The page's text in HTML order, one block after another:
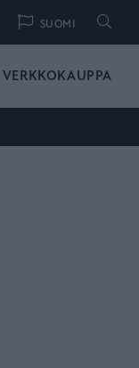
SUOMI Hae
VERKKOKAUPPA